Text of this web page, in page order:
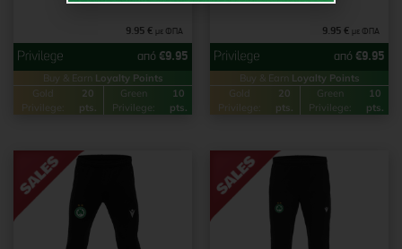
9.95 € με ΦΠΑ
από €9.95
Buy & Earn Loyalty Points
Gold
Privilege:
20
pts.
Green
Privilege:
10
pts.
9.95 € με ΦΠΑ
από €9.95
Buy & Earn Loyalty Points
Gold
Privilege:
20
pts.
Green
Privilege:
10
pts.